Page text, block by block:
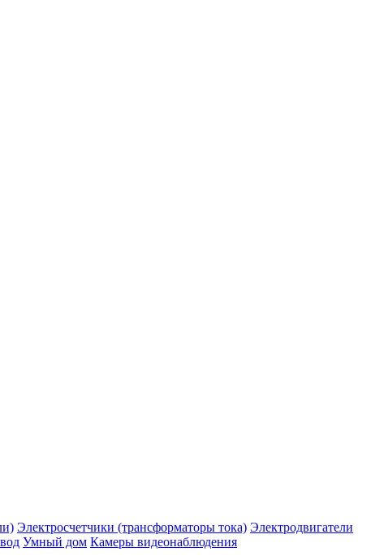
Электросчетчики (трансформаторы тока) Электродвигатели
Умный дом Камеры видеонаблюдения